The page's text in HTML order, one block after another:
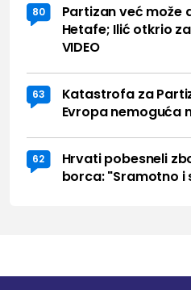
80
Partizan već može
Hetafe; Ilić otkrio
VIDEO
63
Katastrofa za
Evropa nemoguća
62
Hrvati pobesneli
borca: "Sramotno i